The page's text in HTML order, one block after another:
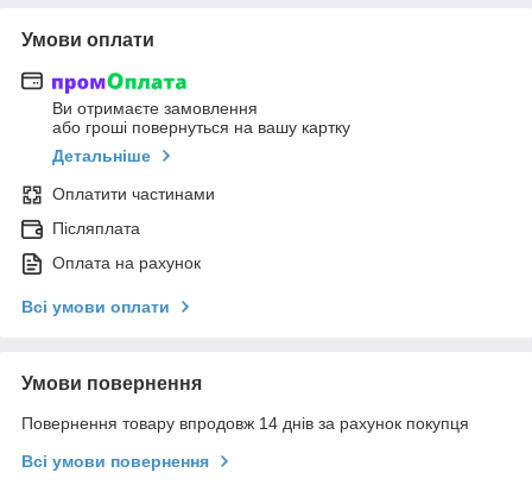
Умови оплати
Ви отримаєте замовлення
або гроші повернуться на вашу картку
Детальніше
Оплатити частинами
Післяплата
Оплата на рахунок
Всі умови оплати
Умови повернення
Повернення товару впродовж 14 днів за рахунок покупця
Всі умови повернення